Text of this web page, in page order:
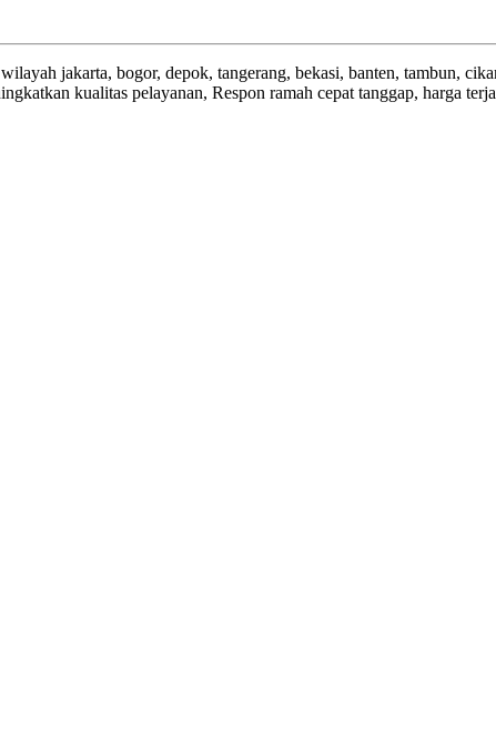
jakarta, bogor, depok, tangerang, bekasi, banten, tambun,
kualitas pelayanan, Respon ramah cepat tanggap, harga